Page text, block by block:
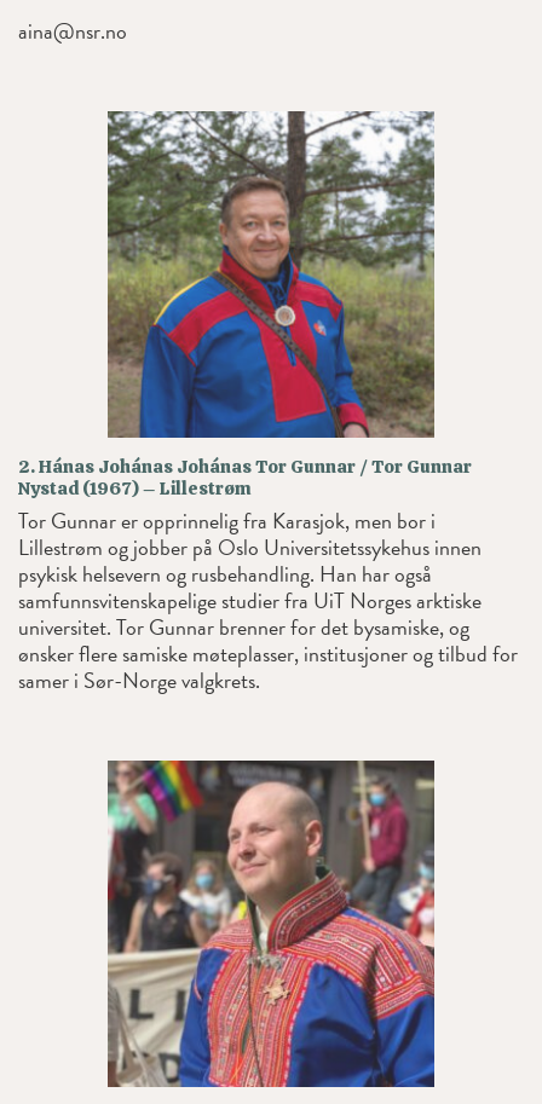
aina@nsr.no
2. Hánas Johánas Johánas Tor Gunnar / Tor Gunnar
Nystad (1967) – Lillestrøm
Tor Gunnar er opprinnelig fra Karasjok, men bor i
Lillestrøm og jobber på Oslo Universitetssykehus innen
psykisk helsevern og rusbehandling. Han har også
samfunnsvitenskapelige studier fra UiT Norges arktiske
universitet. Tor Gunnar brenner for det bysamiske, og
ønsker flere samiske møteplasser, institusjoner og tilbud for
samer i Sør-Norge valgkrets.